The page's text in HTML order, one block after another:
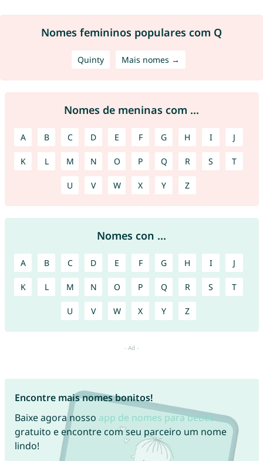
Nomes femininos populares com Q
Quinty Mais nomes →
Nomes de meninas com ...
A B C D E F G H I J
K L M N O P Q R S T
U V W X Y Z
Nomes con ...
A B C D E F G H I J
K L M N O P Q R S T
U V W X Y Z
Encontre mais nomes bonitos!
Baixe agora nosso app de nomes para bebês
gratuito e encontre com seu parceiro um nome
lindo!